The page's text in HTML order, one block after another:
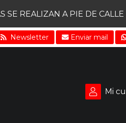
SE REALIZAN A PIE DE CALLE
Newsletter Enviar mail
Mi